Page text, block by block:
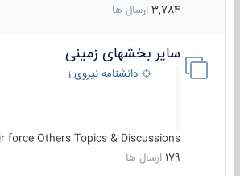
3,784 ارسال ها
سایر بخشهای زمینی
دانشنامه نیروی زمینی
Air force Others Topics & Discussions
179 ارسال ها